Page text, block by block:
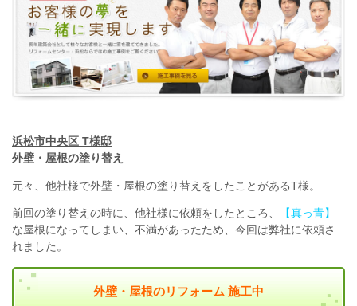
浜松市中央区 T様邸
外壁・屋根の塗り替え
元々、他社様で外壁・屋根の塗り替えをしたことがあるT様。
前回の塗り替えの時に、他社様に依頼をしたところ、
【真っ青】
な屋根になってしまい、不満があったため、今回は弊社に依頼さ
れました。
外壁・屋根のリフォーム 施工中